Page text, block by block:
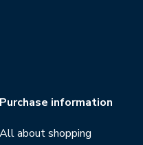
Purchase information
All about shopping